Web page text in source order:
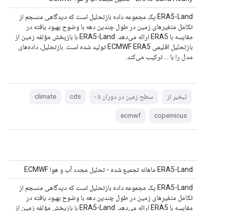
ERA5-Land یک مجموعه داده بازتحلیل است که دیدگاهی منسجم از
تکامل متغیرهای زمین در طول چندین دهه با وضوح بهبود یافته در
مقایسه با ERA5 ارائه می‌دهد. ERA5-Land با بازپخش مؤلفه زمین از
بازتحلیل اقلیمی ECMWF ERA5 تولید شده است. بازتحلیل، داده‌های
مدل را با ... ترکیب می‌کند.
تبخیر از سطح زمین در دوران ۵ - cds
climate
copernicus
ecmwf
ERA5-Land ماهانه تجمیع شده - تحلیل مجدد آب و هوا ECMWF
ERA5-Land یک مجموعه داده بازتحلیل است که دیدگاهی منسجم از
تکامل متغیرهای زمین در طول چندین دهه با وضوح بهبود یافته در
مقایسه با ERA5 ارائه می‌دهد. ERA5-Land با بازپخش مؤلفه زمین از